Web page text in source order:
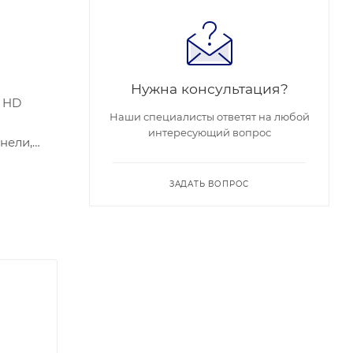
Нужна консультация?
Наши специалисты ответят на любой
интересующий вопрос
ЗАДАТЬ ВОПРОС